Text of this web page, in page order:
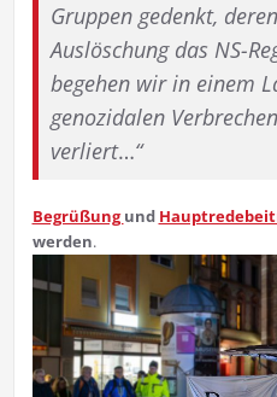
Gruppen gedenkt,
Auslöschung das NS-
begehen wir in einem
genozidalen
verliert…“
Begrüßungund
werden.